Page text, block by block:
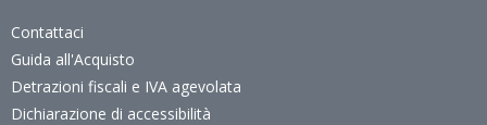
Contattaci
Guida all'Acquisto
Detrazioni fiscali e IVA agevolata
Dichiarazione di accessibilità